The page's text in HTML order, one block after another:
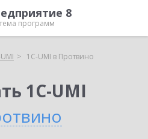
8
программ
1C-UMI в Протвино
1C-UMI